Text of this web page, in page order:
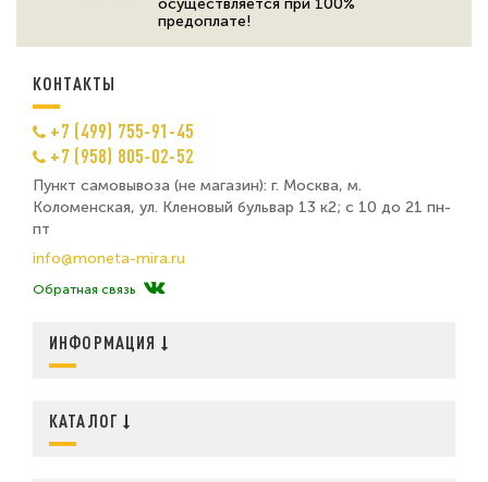
предоплате!
КОНТАКТЫ
+7 (499) 755-91-45
+7 (958) 805-02-52
Пункт самовывоза (не магазин): г. Москва, м.
Коломенская, ул. Кленовый бульвар 13 к2; с 10 до 21 пн-
пт
info@moneta-mira.ru
Обратная связь
ИНФОРМАЦИЯ
КАТАЛОГ